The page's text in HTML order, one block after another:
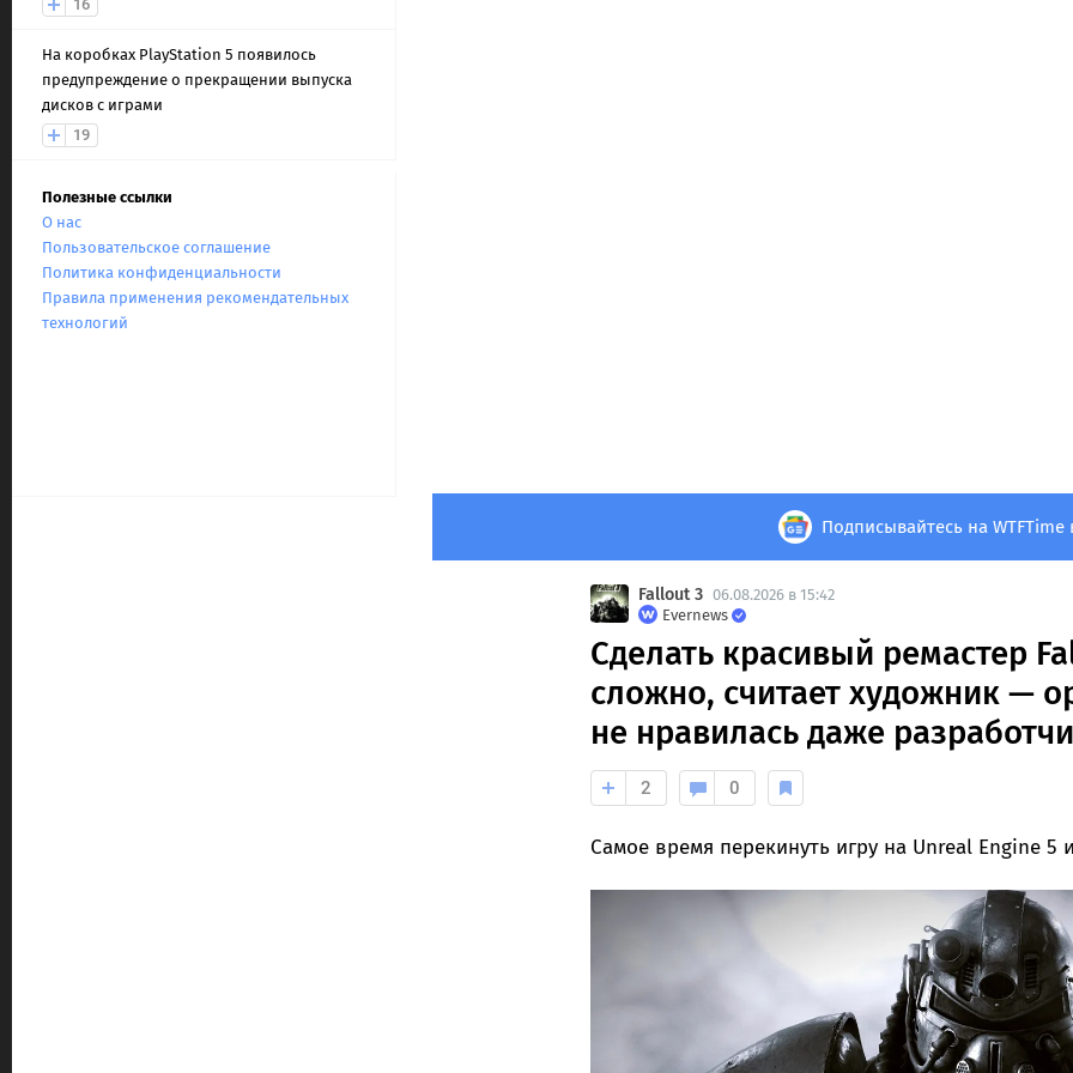
16
На коробках PlayStation 5 появилось
предупреждение о прекращении выпуска
дисков с играми
19
Полезные ссылки
О нас
Пользовательское соглашение
Политика конфиденциальности
Правила применения рекомендательных
технологий
Подписывайтесь на WTFTime
Fallout 3 06.08.2026 в 15:42
Evernews
Сделать красивый ремастер
сложно, считает художник —
не нравилась даже
2 0
Самое время перекинуть игру на Unreal Engine